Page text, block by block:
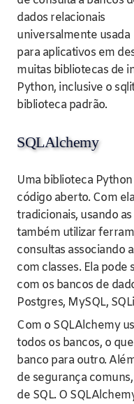
dados relacionais
universalmente usada
para aplicativos em
muitas bibliotecas de
Python, inclusive o
biblioteca padrão.
SQLAlchemy
Uma biblioteca
código aberto. Com
tradicionais, usando
também utilizar
consultas associando
com classes. Ela pode
com os bancos de
Postgres, MySQL,
Com o SQLAlchemy
todos os bancos, o
banco para outro.
de segurança
de SQL. O